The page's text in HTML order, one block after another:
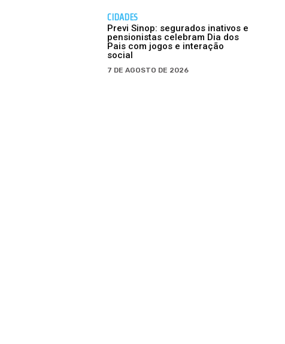
CIDADES
Previ Sinop: segurados inativos e
pensionistas celebram Dia dos
Pais com jogos e interação
social
7 DE AGOSTO DE 2026